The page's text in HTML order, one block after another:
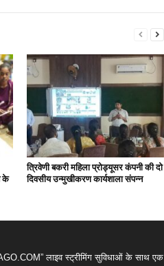
के
त्रिवेणी बकरी महिला प्रोड्यूसर कंपनी की दो
दिवसीय उन्मुखीकरण कार्यशाला संपन्न
लाइव स्ट्रीमिंग सुविधाओं के साथ एक